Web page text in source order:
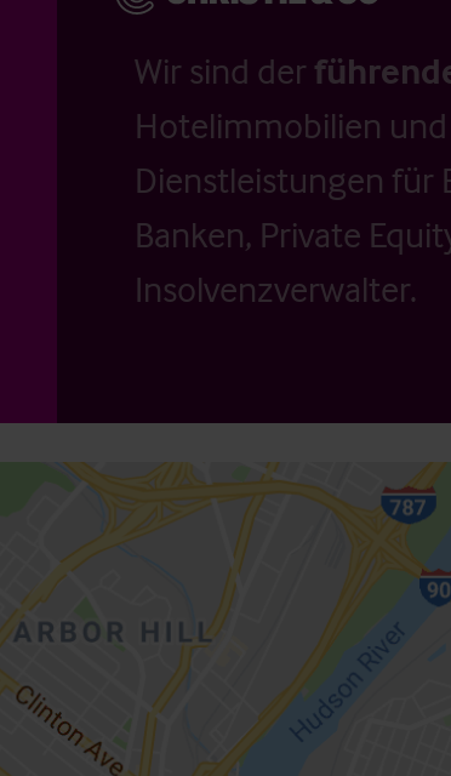
Wir sind der
Hotelimmobilien
Dienstleistungen für
Banken, Private
Insolvenzverwalter.